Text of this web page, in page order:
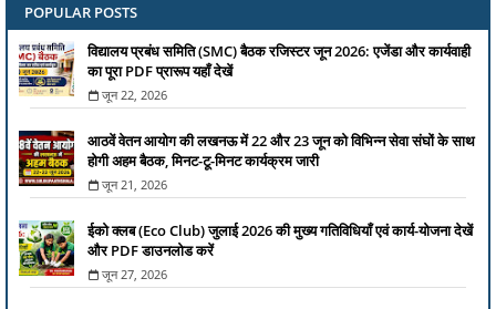
POPULAR POSTS
विद्यालय प्रबंध समिति (SMC) बैठक रजिस्टर जून 2026: एजेंडा और कार्यवाही
का पूरा PDF प्रारूप यहाँ देखें
जून 22, 2026
आठवें वेतन आयोग की लखनऊ में 22 और 23 जून को विभिन्न सेवा संघों के साथ
होगी अहम बैठक, मिनट-टू-मिनट कार्यक्रम जारी
जून 21, 2026
ईको क्लब (Eco Club) जुलाई 2026 की मुख्य गतिविधियाँ एवं कार्य-योजना देखें
और PDF डाउनलोड करें
जून 27, 2026